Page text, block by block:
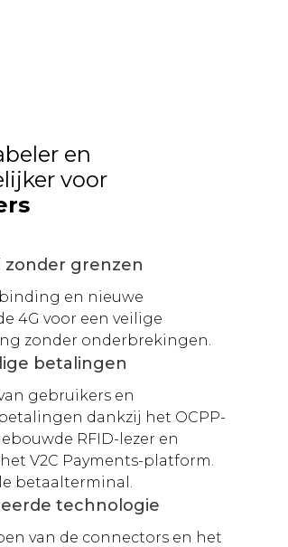
en
voor
zonder grenzen
en nieuwe
4G voor een veilige
zonder onderbrekingen.
betalingen
gebruikers en
dankzij het OCPP-
RFID-lezer en
V2C Payments-platform.
betaalterminal.
technologie
van de connectors en het